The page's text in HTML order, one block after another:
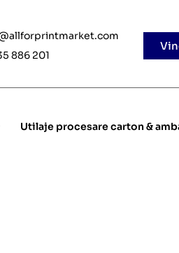
886 201
Utilaje procesare carton &